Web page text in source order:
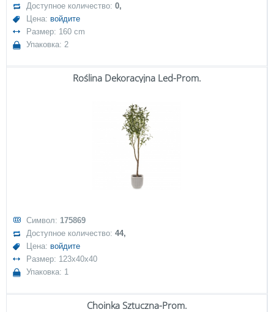
Доступное количество:0,
Цена: войдите
Размер: 160 cm
Упаковка: 2
Roślina Dekoracyjna Led-Prom.
Символ: 175869
Доступное количество:44,
Цена: войдите
Размер: 123x40x40
Упаковка: 1
Choinka Sztuczna-Prom.